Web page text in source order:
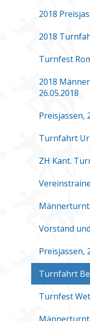
2018
2018
Turnfest
2018
26.05.2018
Preisjassen,
Turnfahrt
ZH Kant.
Vorstand
Preisjassen,
Turnfahrt
Turnfest